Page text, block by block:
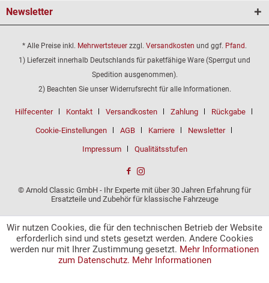
Newsletter
* Alle Preise inkl. Mehrwertsteuer zzgl. Versandkosten und ggf. Pfand.
1) Lieferzeit innerhalb Deutschlands für paketfähige Ware (Sperrgut und
Spedition ausgenommen).
2) Beachten Sie unser Widerrufsrecht für alle Informationen.
Hilfecenter Kontakt Versandkosten Zahlung Rückgabe
Cookie-Einstellungen AGB Karriere Newsletter
Impressum Qualitätsstufen
© Arnold Classic GmbH - Ihr Experte mit über 30 Jahren Erfahrung für
Ersatzteile und Zubehör für klassische Fahrzeuge
Wir nutzen Cookies, die für den technischen Betrieb der Website
erforderlich sind und stets gesetzt werden. Andere Cookies
werden nur mit Ihrer Zustimmung gesetzt. Mehr Informationen
zum Datenschutz. Mehr Informationen